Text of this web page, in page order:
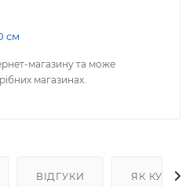
см
магазину та може
магазинах.
ВІДГУКИ ЯК